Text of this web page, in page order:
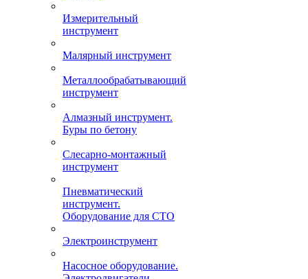
Измерительный
инструмент
Малярный инструмент
Металлообрабатывающий
инструмент
Алмазный инструмент.
Буры по бетону
Слесарно-монтажный
инструмент
Пневматический
инструмент.
Оборудование для СТО
Электроинструмент
Насосное оборудование.